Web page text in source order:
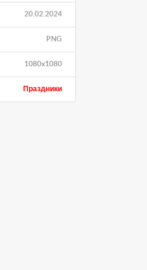
20.02.2024
PNG
1080x1080
Праздники